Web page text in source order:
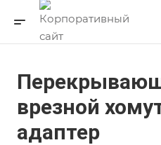
врезной
адаптер